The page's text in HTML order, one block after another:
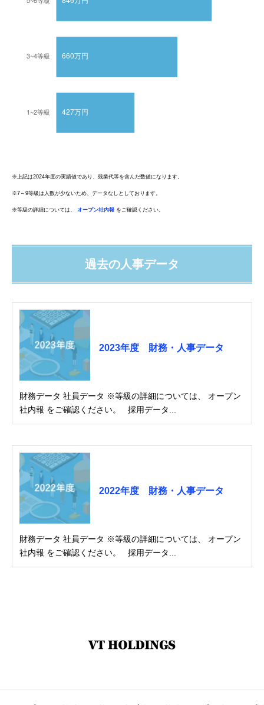
※上記は2024年度の実績値であり、残業代等を含んだ数値になります。
※7～9等級は人数が少ないため、データなしとしております。
※等級の詳細については、 オープン社内報 をご確認ください。
過去の人事データ
2023年度 財務・人事データ
財務データ 社員データ ※等級の詳細については、 オープン
社内報 をご確認ください。 採用データ...
2022年度 財務・人事データ
財務データ 社員データ ※等級の詳細については、 オープン
社内報 をご確認ください。 採用データ...